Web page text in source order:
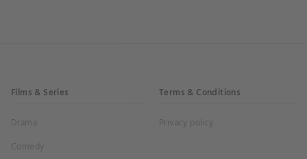
Films & Series
Drama
Comedy
Terms & Conditions
Privacy policy